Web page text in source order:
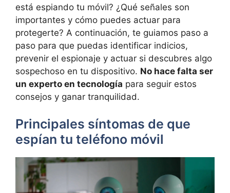
está espiando tu móvil? ¿Qué señales son
importantes y cómo puedes actuar para
protegerte? A continuación, te guiamos paso a
paso para que puedas identificar indicios,
prevenir el espionaje y actuar si descubres algo
sospechoso en tu dispositivo. No hace falta ser
un experto en tecnología para seguir estos
consejos y ganar tranquilidad.
Principales síntomas de que
espían tu teléfono móvil